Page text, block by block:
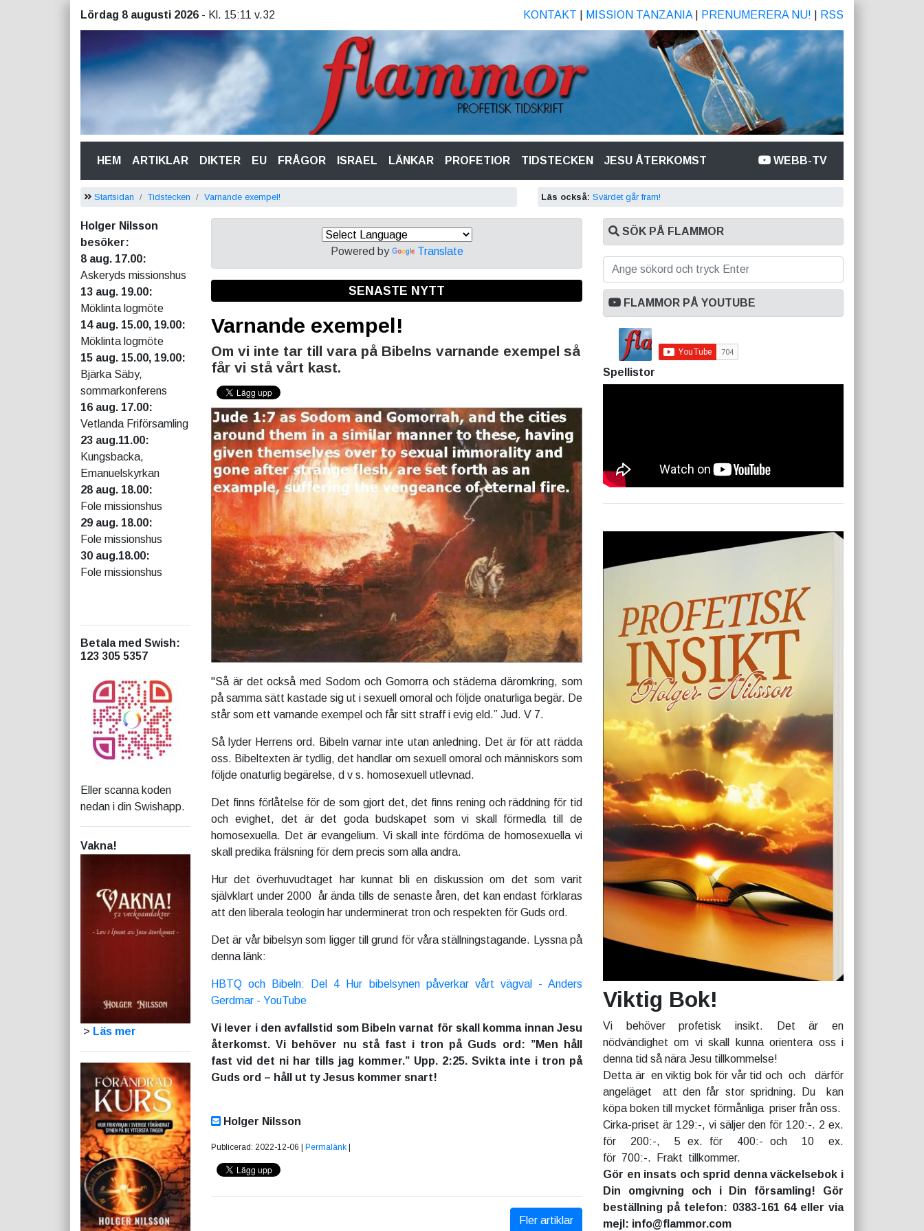
Lördag 8 augusti 2026 - Kl. 15:11 v.32 KONTAKT MISSION TANZANIA| PRENUMERERA NU! RSS
HEM(CURRENT)
ARTIKLAR DIKTER EU FRÅGOR ISRAEL LÄNKAR PROFETIOR TIDSTECKEN JESU ÅTERKOMST WEBB-TV
Startsidan Tidstecken Varnande exempel! Läs också: Svärdet går fram!
Holger Nilsson
besöker:
8 aug. 17.00:
Askeryds missionshus
13 aug. 19.00:
Möklinta logmöte
14 aug. 15.00, 19.00:
Möklinta logmöte
15 aug. 15.00, 19.00:
Bjärka Säby,
sommarkonferens
16 aug. 17.00:
Vetlanda Friförsamling
23 aug.11.00:
Kungsbacka,
Emanuelskyrkan
28 aug. 18.00:
Fole missionshus
29 aug. 18.00:
Fole missionshus
30 aug.18.00:
Fole missionshus
Betala med Swish:
123 305 5357
Eller scanna koden
nedan i din Swishapp.
Vakna!
> Läs mer
Powered by Translate
SENASTE NYTT
Varnande exempel!
Om vi inte tar till vara på Bibelns varnande exempel så
får vi stå vårt kast.
"Så är det också med Sodom och Gomorra och städerna däromkring, som
på samma sätt kastade sig ut i sexuell omoral och följde onaturliga begär. De
står som ett varnande exempel och får sitt straff i evig eld.” Jud. V 7.
Så lyder Herrens ord. Bibeln varnar inte utan anledning. Det är för att rädda
oss. Bibeltexten är tydlig, det handlar om sexuell omoral och människors som
följde onaturlig begärelse, d v s. homosexuell utlevnad.
Det finns förlåtelse för de som gjort det, det finns rening och räddning för tid
och evighet, det är det goda budskapet som vi skall förmedla till de
homosexuella. Det är evangelium. Vi skall inte fördöma de homosexuella vi
skall predika frälsning för dem precis som alla andra.
Hur det överhuvudtaget har kunnat bli en diskussion om det som varit
självklart under 2000 år ända tills de senaste åren, det kan endast förklaras
att den liberala teologin har underminerat tron och respekten för Guds ord.
Det är vår bibelsyn som ligger till grund för våra ställningstagande. Lyssna på
denna länk:
HBTQ och Bibeln: Del 4 Hur bibelsynen påverkar vårt vägval - Anders
Gerdmar - YouTube
Vi lever i den avfallstid som Bibeln varnat för skall komma innan Jesu
återkomst. Vi behöver nu stå fast i tron på Guds ord: ”Men håll
fast vid det ni har tills jag kommer.” Upp. 2:25. Svikta inte i tron på
Guds ord – håll ut ty Jesus kommer snart!
Holger Nilsson
Publicerad: 2022-12-06 | Permalänk
Fler artiklar
SÖK PÅ FLAMMOR
FLAMMOR PÅ YOUTUBE
Spellistor
Viktig Bok!
Vi behöver profetisk insikt. Det är en
nödvändighet om vi skall kunna orientera oss i
denna tid så nära Jesu tillkommelse!
Detta är en viktig bok för vår tid och och därför
angeläget att den får stor spridning. Du kan
köpa boken till mycket förmånliga priser från oss.
Cirka-priset är 129:-, vi säljer den för 120:-. 2 ex.
för 200:-, 5 ex. för 400:- och 10 ex.
för 700:-. Frakt tillkommer.
Gör en insats och sprid denna väckelsebok i
Din omgivning och i Din församling! Gör
beställning på telefon: 0383-161 64 eller via
mejl: info@flammor.com